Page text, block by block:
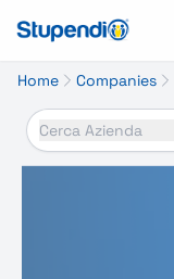
Home Companies
Cerca Azienda